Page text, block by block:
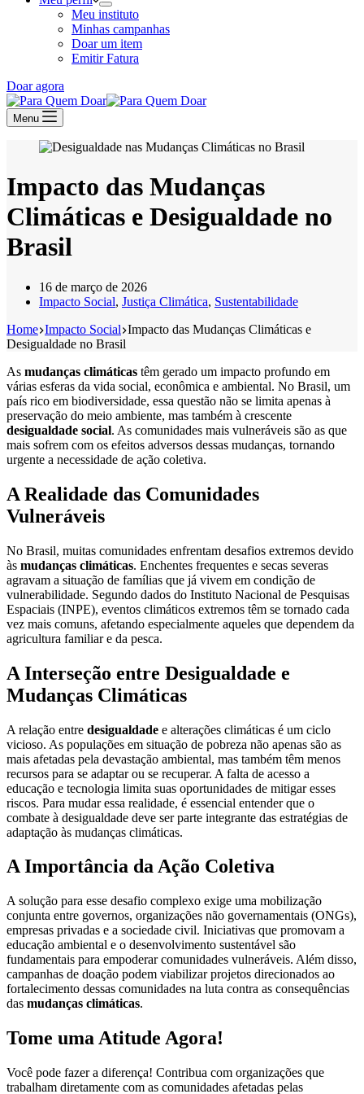
Meu instituto
Minhas campanhas
Doar um item
Emitir Fatura
Doar agora
Menu
Impacto das Mudanças
Climáticas e Desigualdade no
Brasil
16 de março de 2026
Impacto Social, Justiça Climática, Sustentabilidade
Home Impacto Social Impacto das Mudanças Climáticas e
Desigualdade no Brasil
As mudanças climáticas têm gerado um impacto profundo em
várias esferas da vida social, econômica e ambiental. No Brasil, um
país rico em biodiversidade, essa questão não se limita apenas à
preservação do meio ambiente, mas também à crescente
desigualdade social. As comunidades mais vulneráveis são as que
mais sofrem com os efeitos adversos dessas mudanças, tornando
urgente a necessidade de ação coletiva.
A Realidade das Comunidades
Vulneráveis
No Brasil, muitas comunidades enfrentam desafios extremos devido
às mudanças climáticas. Enchentes frequentes e secas severas
agravam a situação de famílias que já vivem em condição de
vulnerabilidade. Segundo dados do Instituto Nacional de Pesquisas
Espaciais (INPE), eventos climáticos extremos têm se tornado cada
vez mais comuns, afetando especialmente aqueles que dependem da
agricultura familiar e da pesca.
A Interseção entre Desigualdade e
Mudanças Climáticas
A relação entre desigualdade e alterações climáticas é um ciclo
vicioso. As populações em situação de pobreza não apenas são as
mais afetadas pela devastação ambiental, mas também têm menos
recursos para se adaptar ou se recuperar. A falta de acesso a
educação e tecnologia limita suas oportunidades de mitigar esses
riscos. Para mudar essa realidade, é essencial entender que o
combate à desigualdade deve ser parte integrante das estratégias de
adaptação às mudanças climáticas.
A Importância da Ação Coletiva
A solução para esse desafio complexo exige uma mobilização
conjunta entre governos, organizações não governamentais (ONGs),
empresas privadas e a sociedade civil. Iniciativas que promovam a
educação ambiental e o desenvolvimento sustentável são
fundamentais para empoderar comunidades vulneráveis. Além disso,
campanhas de doação podem viabilizar projetos direcionados ao
fortalecimento dessas comunidades na luta contra as consequências
das mudanças climáticas.
Tome uma Atitude Agora!
Você pode fazer a diferença! Contribua com organizações que
trabalham diretamente com as comunidades afetadas pelas